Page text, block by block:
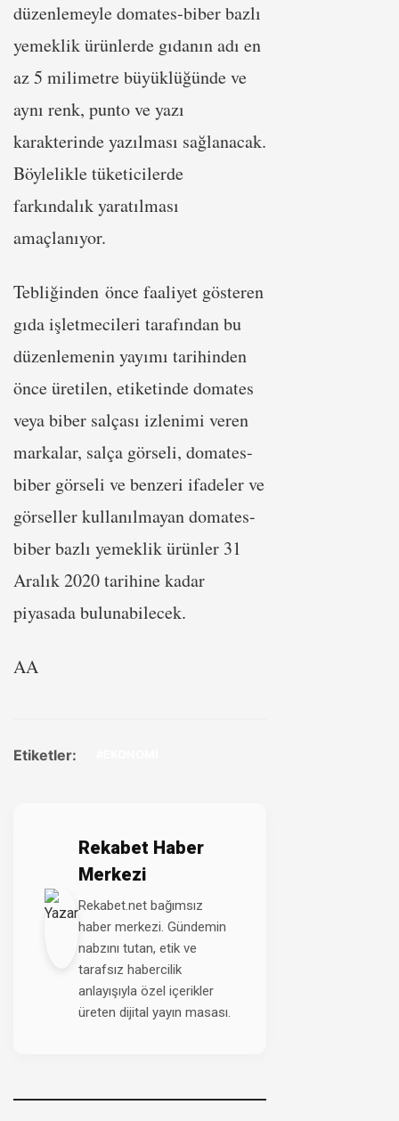
düzenlemeyle domates-biber bazlı
yemeklik ürünlerde gıdanın adı en
az 5 milimetre büyüklüğünde ve
aynı renk, punto ve yazı
karakterinde yazılması sağlanacak.
Böylelikle tüketicilerde
farkındalık yaratılması
amaçlanıyor.
Tebliğinden önce faaliyet gösteren
gıda işletmecileri tarafından bu
düzenlemenin yayımı tarihinden
önce üretilen, etiketinde domates
veya biber salçası izlenimi veren
markalar, salça görseli, domates-
biber görseli ve benzeri ifadeler ve
görseller kullanılmayan domates-
biber bazlı yemeklik ürünler 31
Aralık 2020 tarihine kadar
piyasada bulunabilecek.
AA
Etiketler:
Rekabet Haber
Merkezi
Rekabet.net bağımsız
haber merkezi. Gündemin
nabzını tutan, etik ve
tarafsız habercilik
anlayışıyla özel içerikler
üreten dijital yayın masası.